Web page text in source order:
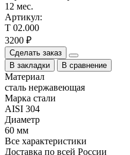
12 мес.
Артикул:
Т 02.000
3200 ₽
Сделать заказ
В закладки
В сравнение
Материал
сталь нержавеющая
Марка стали
AISI 304
Диаметр
60 мм
Все характеристики
Доставка по всей России